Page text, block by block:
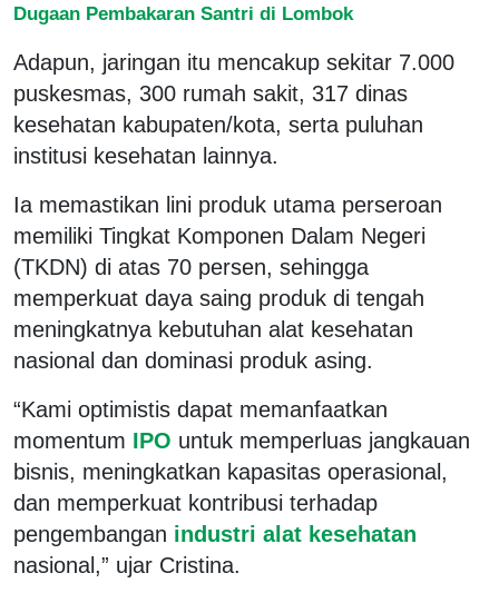
Dugaan Pembakaran Santri di Lombok
Adapun, jaringan itu mencakup sekitar 7.000
puskesmas, 300 rumah sakit, 317 dinas
kesehatan kabupaten/kota, serta puluhan
institusi kesehatan lainnya.
Ia memastikan lini produk utama perseroan
memiliki Tingkat Komponen Dalam Negeri
(TKDN) di atas 70 persen, sehingga
memperkuat daya saing produk di tengah
meningkatnya kebutuhan alat kesehatan
nasional dan dominasi produk asing.
“Kami optimistis dapat memanfaatkan
momentum IPO untuk memperluas jangkauan
bisnis, meningkatkan kapasitas operasional,
dan memperkuat kontribusi terhadap
pengembangan industri alat kesehatan
nasional,” ujar Cristina.